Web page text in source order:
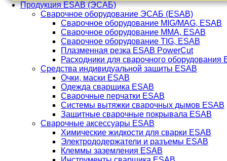
Продукция ESAB (ЭСАБ)
Сварочное оборудование ЭСАБ (ESAB)
Сварочное оборудование MIG/MAG, ESAB
Сварочное оборудование ММА, ESAB
Сварочное оборудование TIG, ESAB
Плазменная резка ESAB PowerCut
Расходники для сварочного оборудования
Средства индивидуальной защиты ESAB
Очки, маски ESAB
Одежда сварщика ESAB
Сварочные перчатки ESAB
Системы вытяжки сварочных дымов ESAB
Защитные сварочные покрывала ESAB
Сварочные аксессуары ESAB
Химические жидкости для сварки ESAB
Электрододержатели и разъемы ESAB
Клеммы заземления ESAB